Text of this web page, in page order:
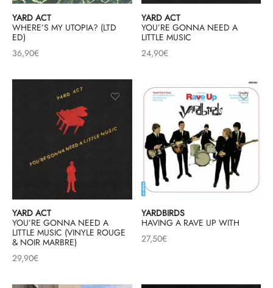
YARD ACT
WHERE’S MY UTOPIA? (LTD
ED)
36,90€
YARD ACT
YOU’RE GONNA NEED A
LITTLE MUSIC
24,90€
YARD ACT
YOU’RE GONNA NEED A
LITTLE MUSIC (VINYLE ROUGE
& NOIR MARBRE)
29,90€
YARDBIRDS
HAVING A RAVE UP WITH
27,50€